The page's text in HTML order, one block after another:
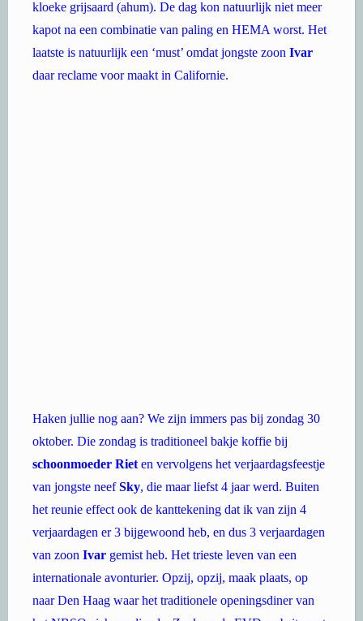
laatste is natuurlijk een ‘must’ omdat jongste zoonIvar
daar reclame voor maakt in Californie.
schoonmoeder Rieten vervolgens het verjaardagsfeestje
van jongste neefSky, die maar liefst 4 jaar werd. Buiten
het reunie effect ook de kanttekening dat ik van zijn 4
verjaardagen er 3 bijgewoond heb, en dus 3 verjaardagen
van zoonIvargemist heb. Het trieste leven van een
internationale avonturier. Opzij, opzij, maak plaats, op
naar Den Haag waar het traditionele openingsdiner van
het NBSO zich aandiende. Zoek op de EVD website wat
dat betekent; knappe jongen/meisje als je het kan vinden.